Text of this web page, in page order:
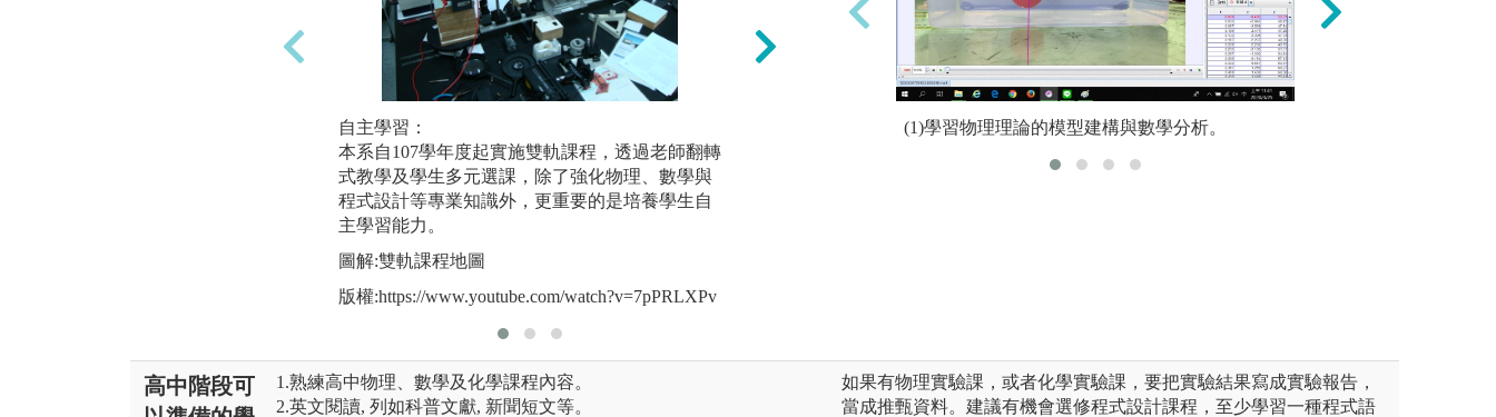
自主學習：
本系自107學年度起實施雙軌課程，透過老師翻轉
式教學及學生多元選課，除了強化物理、數學與
程式設計等專業知識外，更重要的是培養學生自
主學習能力。
圖解:雙軌課程地圖
版權:https://www.youtube.com/watch?v=7pPRLXPv
互動學習：
增進同學解決問題的能力，老師也可從中清楚學
(1)學習物理理論的模型建構與數學分析。
高中階段可
1.熟練高中物理、數學及化學課程內容。
2.英文閱讀, 列如科普文獻, 新聞短文等。
如果有物理實驗課，或者化學實驗課，要把實驗結果寫成實驗報告，
當成推甄資料。建議有機會選修程式設計課程，至少學習一種程式語